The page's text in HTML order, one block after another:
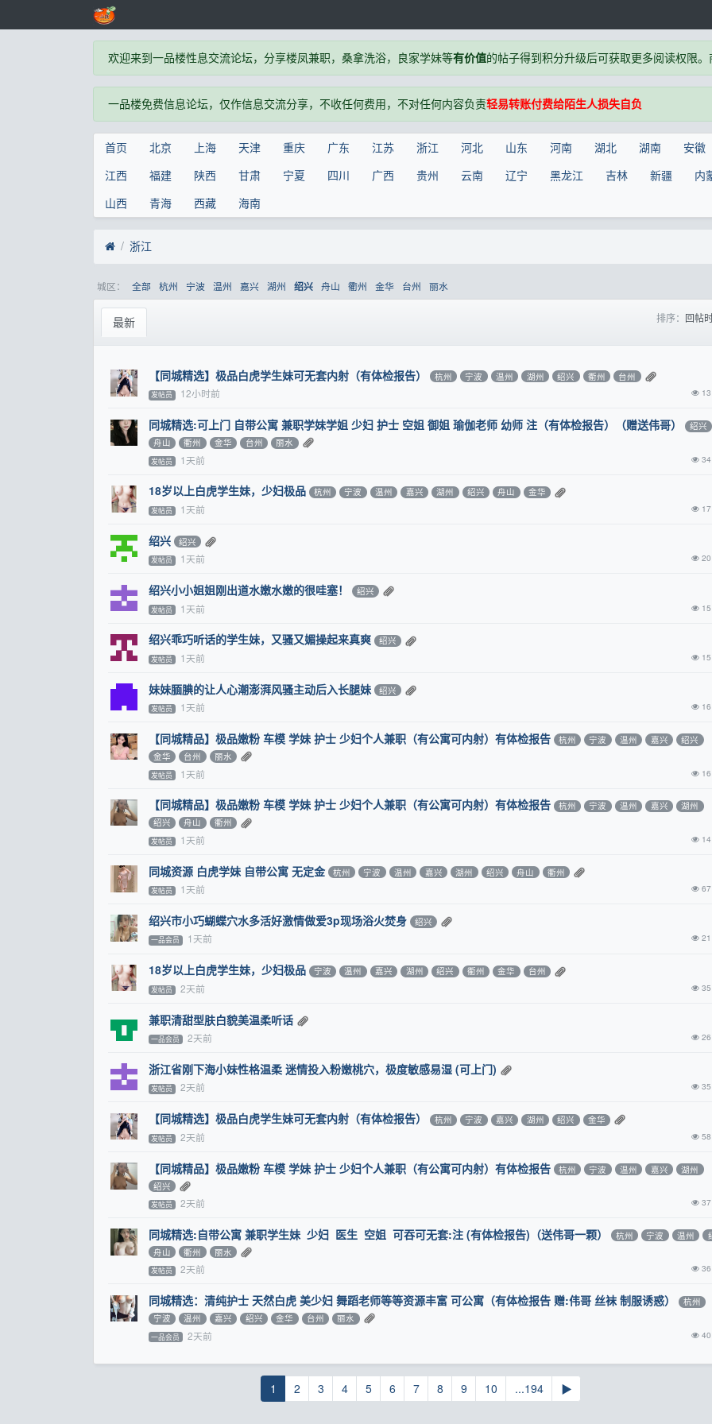
欢迎来到一品楼性息交流论坛，分享楼凤兼职，桑拿洗浴，良家学妹等有价值的帖子得到积分升级后可获取更多阅读权限
一品楼免费信息论坛，仅作信息交流分享，不收任何费用，不对任何内容负责轻易转账付费给陌生人损失自负
首页 北京 上海 天津 重庆 广东 江苏 浙江 河北 山东 河南 湖北 湖南
安徽
江西
福建 陕西 甘肃 宁夏 四川 广西 贵州 云南 辽宁 黑龙江 吉林 新疆
内
山西
青海 西藏 海南
浙江
城区： 全部 杭州 宁波 温州 嘉兴 湖州 绍兴 舟山 衢州 金华 台州 丽水
最新 排序： 回帖
【同城精选】极品白虎学生妹可无套内射（有体检报告） 杭州 宁波 温州 湖州 绍兴 衢州 台州
发帖员 12小时前 13
同城精选:可上门 自带公寓 兼职学妹学姐 少妇 护士 空姐 御姐 瑜伽老师 幼师 注（有体检报告）（赠送伟哥）
绍兴
舟山
衢州 金华 台州 丽水
发帖员 1天前 34
18岁以上白虎学生妹，少妇极品 杭州 宁波 温州 嘉兴 湖州 绍兴 舟山 金华
发帖员 1天前 17
绍兴 绍兴
发帖员 1天前 20
绍兴小小姐姐刚出道水嫩水嫩的很哇塞！ 绍兴
发帖员 1天前 15
绍兴乖巧听话的学生妹，又骚又媚操起来真爽 绍兴
发帖员 1天前 15
妹妹腼腆的让人心潮澎湃风骚主动后入长腿妹 绍兴
发帖员 1天前 16
【同城精品】极品嫩粉 车模 学妹 护士 少妇个人兼职（有公寓可内射）有体检报告 杭州 宁波 温州 嘉兴
绍兴
金华
台州 丽水
发帖员 1天前 16
【同城精品】极品嫩粉 车模 学妹 护士 少妇个人兼职（有公寓可内射）有体检报告 杭州 宁波 温州 嘉兴
湖州
绍兴
舟山 衢州
发帖员 1天前 14
同城资源 白虎学妹 自带公寓 无定金 杭州 宁波 温州 嘉兴 湖州 绍兴 舟山 衢州
发帖员 1天前 67
绍兴市小巧蝴蝶穴水多活好激情做爱3p现场浴火焚身 绍兴
一品会员 1天前 21
18岁以上白虎学生妹，少妇极品 宁波 温州 嘉兴 湖州 绍兴 衢州 金华 台州
发帖员 2天前 35
兼职清甜型肤白貌美温柔听话
一品会员 2天前 26
浙江省刚下海小妹性格温柔 迷情投入粉嫩桃穴，极度敏感易湿 (可上门)
发帖员 2天前 35
【同城精选】极品白虎学生妹可无套内射（有体检报告） 杭州 宁波 嘉兴 湖州 绍兴 金华
发帖员 2天前 58
【同城精品】极品嫩粉 车模 学妹 护士 少妇个人兼职（有公寓可内射）有体检报告 杭州 宁波 温州 嘉兴
湖州
绍兴
发帖员 2天前 37
同城精选:自带公寓 兼职学生妹 少妇 医生 空姐 可吞可无套:注 (有体检报告)（送伟哥一颗） 杭州 宁波 温州
舟山
衢州 丽水
发帖员 2天前 36
同城精选：清纯护士 天然白虎 美少妇 舞蹈老师等等资源丰富 可公寓（有体检报告 赠:伟哥 丝袜 制服诱惑）
杭州
宁波
温州 嘉兴 绍兴 金华 台州 丽水
一品会员 2天前 40
1 2 3 4 5 6 7 8 9 10 ...194 ▶